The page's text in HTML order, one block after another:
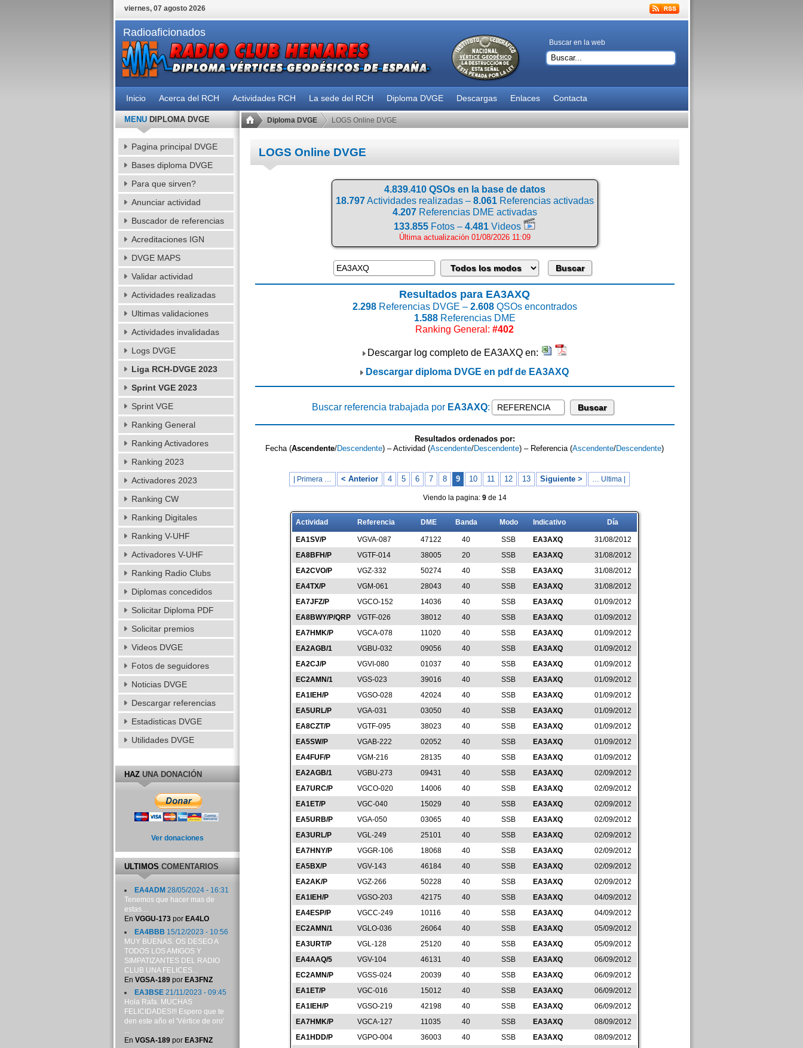
viernes, 07 agosto 2026
Radioaficionados
Buscar en la web
Inicio Acerca del RCH Actividades RCH La sede del RCH Diploma DVGE Descargas Enlaces Contacta
Diploma DVGE LOGS Online DVGE
LOGS Online DVGE
4.839.410 QSOs en la base de datos
18.797Actividades realizadas – 8.061Referencias activadas
4.207Referencias DME activadas
133.855 Fotos – 4.481 Videos
Última actualización 01/08/2026 11:09
Resultados para EA3AXQ
2.298Referencias DVGE – 2.608QSOs encontrados
1.588Referencias DME
Ranking General: #402
Descargar log completo de EA3AXQ en:
Descargar diploma DVGE en pdf de EA3AXQ
Buscar referencia trabajada por EA3AXQ:
Resultados ordenados por:
Fecha (Ascendente/Descendente) – Actividad (Ascendente/Descendente) – Referencia (Ascendente/Descendente)
| Primera … < Anterior 4 5 6 7 8 9 10 11 12 13 Siguiente > … Ultima |
Viendo la pagina: 9de 14
Actividad Referencia DME Banda Modo Indicativo Día
EA1SV/P VGVA-087 47122 40 SSB EA3AXQ
31/08/2012
EA8BFH/P
VGTF-014 38005 20 SSB EA3AXQ
31/08/2012
EA2CVO/P
VGZ-332 50274 40 SSB EA3AXQ
31/08/2012
EA4TX/P
VGM-061 28043 40 SSB EA3AXQ
31/08/2012
EA7JFZ/P
VGCO-152 14036 40 SSB EA3AXQ
01/09/2012
EA8BWY/P/QRP
VGTF-026 38012 40 SSB EA3AXQ
01/09/2012
EA7HMK/P
VGCA-078 11020 40 SSB EA3AXQ
01/09/2012
EA2AGB/1
VGBU-032 09056 40 SSB EA3AXQ
01/09/2012
EA2CJ/P
VGVI-080 01037 40 SSB EA3AXQ
01/09/2012
EC2AMN/1
VGS-023 39016 40 SSB EA3AXQ
01/09/2012
EA1IEH/P
VGSO-028 42024 40 SSB EA3AXQ
01/09/2012
EA5URL/P
VGA-031 03050 40 SSB EA3AXQ
01/09/2012
EA8CZT/P
VGTF-095 38023 40 SSB EA3AXQ
01/09/2012
EA5SW/P
VGAB-222 02052 40 SSB EA3AXQ
01/09/2012
EA4FUF/P
VGM-216 28135 40 SSB EA3AXQ
01/09/2012
EA2AGB/1
VGBU-273 09431 40 SSB EA3AXQ
02/09/2012
EA7URC/P
VGCO-020 14006 40 SSB EA3AXQ
02/09/2012
EA1ET/P
VGC-040 15029 40 SSB EA3AXQ
02/09/2012
EA5URB/P
VGA-050 03065 40 SSB EA3AXQ
02/09/2012
EA3URL/P
VGL-249 25101 40 SSB EA3AXQ
02/09/2012
EA7HNY/P
VGGR-106 18068 40 SSB EA3AXQ
02/09/2012
EA5BX/P
VGV-143 46184 40 SSB EA3AXQ
02/09/2012
EA2AK/P
VGZ-266 50228 40 SSB EA3AXQ
02/09/2012
EA1IEH/P
VGSO-203 42175 40 SSB EA3AXQ
04/09/2012
EA4ESP/P
VGCC-249 10116 40 SSB EA3AXQ
04/09/2012
EC2AMN/1
VGLO-036 26064 40 SSB EA3AXQ
05/09/2012
EA3URT/P
VGL-128 25120 40 SSB EA3AXQ
05/09/2012
EA4AAQ/5
VGV-104 46131 40 SSB EA3AXQ
06/09/2012
EC2AMN/P
VGSS-024 20039 40 SSB EA3AXQ
06/09/2012
EA1ET/P
VGC-016 15012 40 SSB EA3AXQ
06/09/2012
EA1IEH/P
VGSO-219 42198 40 SSB EA3AXQ
06/09/2012
EA7HMK/P
VGCA-127 11035 40 SSB EA3AXQ
08/09/2012
EA1HDD/P
VGPO-004 36003 40 SSB EA3AXQ
08/09/2012
MENUDIPLOMA DVGE
Pagina principal DVGE
Bases diploma DVGE
Para que sirven?
Anunciar actividad
Buscador de referencias
Acreditaciones IGN
DVGE MAPS
Validar actividad
Actividades realizadas
Ultimas validaciones
Actividades invalidadas
Logs DVGE
Liga RCH-DVGE 2023
Sprint VGE 2023
Sprint VGE
Ranking General
Ranking Activadores
Ranking 2023
Activadores 2023
Ranking CW
Ranking Digitales
Ranking V-UHF
Activadores V-UHF
Ranking Radio Clubs
Diplomas concedidos
Solicitar Diploma PDF
Solicitar premios
Videos DVGE
Fotos de seguidores
Noticias DVGE
Descargar referencias
Estadisticas DVGE
Utilidades DVGE
HAZUNA DONACIÓN
Ver donaciones
ULTIMOSCOMENTARIOS
EA4ADM 28/05/2024 - 16:31
Tenemos que hacer mas de
estas....
En VGGU-173por EA4LO
EA4BBB 15/12/2023 - 10:56
MUY BUENAS. OS DESEO A
TODOS LOS AMIGOS Y
SIMPATIZANTES DEL RADIO
CLUB UNA FELICES...
En VGSA-189por EA3FNZ
EA3BSE21/11/2023 - 09:45
Hola Rafa. MUCHAS
FELICIDADES!!! Espero que te
den este año el 'Vértice de oro'
...
En VGSA-189por EA3FNZ